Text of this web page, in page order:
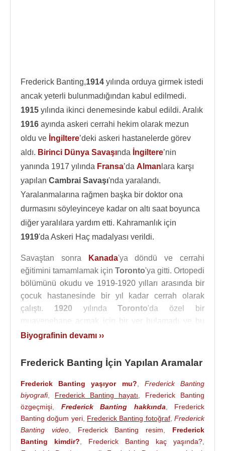
Frederick Banting,1914 yılında orduya girmek istedi
ancak yeterli bulunmadığından kabul edilmedi.
1915 yılında ikinci denemesinde kabul edildi. Aralık
1916 ayında askeri cerrahi hekim olarak mezun
oldu ve İngiltere’deki askeri hastanelerde görev
aldı. Birinci Dünya Savaşında İngiltere’nin
yanında 1917 yılında Fransa’da Alman lara karşı
yapılan Cambrai Savaşı'nda yaralandı.
Yaralanmalarına rağmen başka bir doktor ona
durmasını söyleyinceye kadar on altı saat boyunca
diğer yaralılara yardım etti. Kahramanlık için
1919'da Askeri Haç madalyası verildi.
Savaştan sonra Kanada'ya döndü ve cerrahi
eğitimini tamamlamak için Toronto'ya gitti. Ortopedi
bölümünü okudu ve 1919-1920 yılları arasında bir
çocuk hastanesinde bir yıl kadar cerrah olarak
çalıştı. 1920 yılındaToronto'da özel bir
muayenehane açmak için bir yer bulamadı ve bu
nedenle özel bir muayenehane açmak üzere
ve gitti.
1921'e kadar hastanede Ortopedi doktorluğuna
devam ederken, Londra'daki BatıOntario
Üniversitesi'nde yarı zamanlı ortopedi ve
antropoloji dersleri vermeye devam etti. 1921'den
1922'ye kadarToronto Üniversitesi'ndeki
Biyografinin devamı ››
Frederick Banting İçin Yapılan Aramalar
Frederick Banting yaşıyor mu?
Frederick Banting
biyografi, Frederick Banting hayatı
Frederick Banting
özgeçmişi
Frederick Banting hakkında
Frederick
Banting doğum yeri, Frederick Banting fotoğraf,Frederick
Banting video, Frederick Banting resim
Frederick
Banting kimdir?
Frederick Banting kaç yaşında?